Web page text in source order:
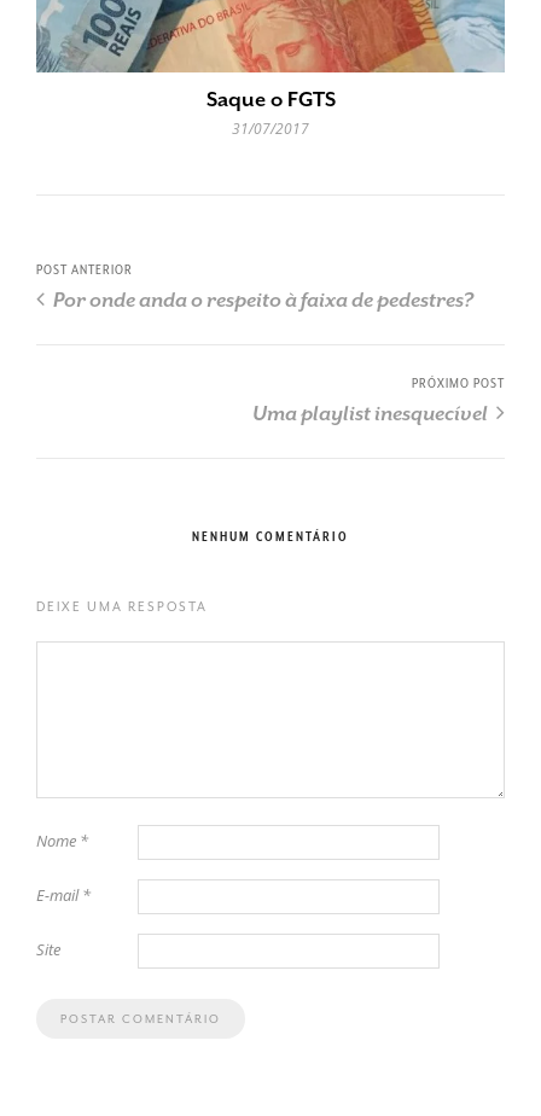
Saque o FGTS
31/07/2017
POST ANTERIOR
Por onde anda o respeito à faixa de pedestres?
PRÓXIMO POST
Uma playlist inesquecível
NENHUM COMENTÁRIO
DEIXE UMA RESPOSTA
Nome *
E-mail*
Site